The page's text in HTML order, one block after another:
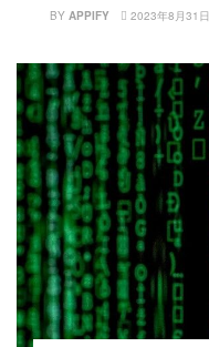
BY APPIFY 2023年8月31日